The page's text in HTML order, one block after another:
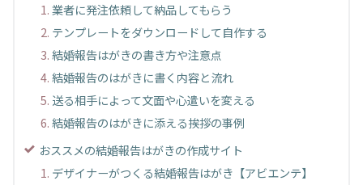
業者に発注依頼して納品してもらう
テンプレートをダウンロードして自作する
結婚報告はがきの書き方や注意点
結婚報告のはがきに書く内容と流れ
送る相手によって文面や心遣いを変える
結婚報告のはがきに添える挨拶の事例
おススメの結婚報告はがきの作成サイト
デザイナーがつくる結婚報告はがき【アビエンテ】